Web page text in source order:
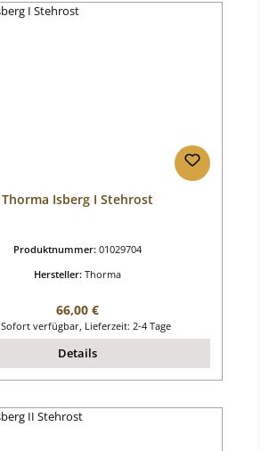
Thorma Isberg I Stehrost
Produktnummer: 01029704
Hersteller: Thorma
Regulärer Preis:
66,00 €
Sofort verfügbar, Lieferzeit: 2-4 Tage
Details